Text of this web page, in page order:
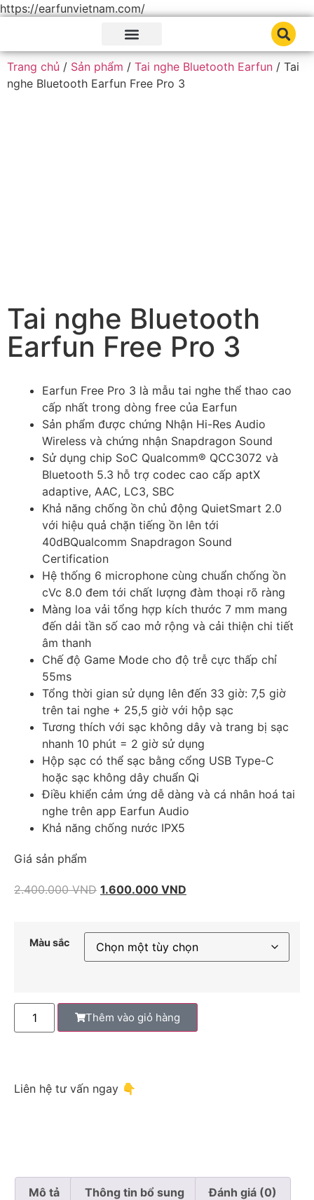
https://earfunvietnam.com/
Trang chủ / Sản phẩm / Tai nghe Bluetooth Earfun / Tai
nghe Bluetooth Earfun Free Pro 3
Tai nghe Bluetooth
Earfun Free Pro 3
Earfun Free Pro 3 là mẫu tai nghe thể thao cao
cấp nhất trong dòng free của Earfun
Sản phẩm được chứng Nhận Hi-Res Audio
Wireless và chứng nhận Snapdragon Sound
Sử dụng chip SoC Qualcomm® QCC3072 và
Bluetooth 5.3 hỗ trợ codec cao cấp aptX
adaptive, AAC, LC3, SBC
Khả năng chống ồn chủ động QuietSmart 2.0
với hiệu quả chặn tiếng ồn lên tới
40dBQualcomm Snapdragon Sound
Certification
Hệ thống 6 microphone cùng chuẩn chống ồn
cVc 8.0 đem tới chất lượng đàm thoại rõ ràng
Màng loa vải tổng hợp kích thước 7 mm mang
đến dải tần số cao mở rộng và cải thiện chi tiết
âm thanh
Chế độ Game Mode cho độ trễ cực thấp chỉ
55ms
Tổng thời gian sử dụng lên đến 33 giờ: 7,5 giờ
trên tai nghe + 25,5 giờ với hộp sạc
Tương thích với sạc không dây và trang bị sạc
nhanh 10 phút = 2 giờ sử dụng
Hộp sạc có thể sạc bằng cổng USB Type-C
hoặc sạc không dây chuẩn Qi
Điều khiển cảm ứng dễ dàng và cá nhân hoá tai
nghe trên app Earfun Audio
Khả năng chống nước IPX5
Giá sản phẩm
2.400.000VND 1.600.000 VND
Màu sắc
Thêm vào giỏ hàng
Liên hệ tư vấn ngay 👇
Mô tả Thông tin bổ sung Đánh giá (0)